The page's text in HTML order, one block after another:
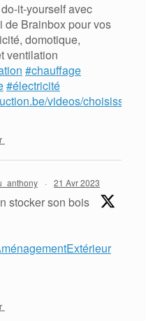
it-yourself avec
de Brainbox pour vos
domotique,
ventilation
#chauffage
#électricité
videos/choisissez-
· 21 Avr 2023
stocker son bois